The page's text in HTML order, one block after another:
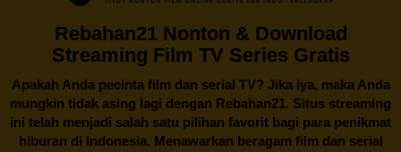
Rebahan21 Nonton & Download
Streaming Film TV Series Gratis
Apakah Anda pecinta film dan serial TV? Jika iya, maka Anda
mungkin tidak asing lagi dengan Rebahan21. Situs streaming
ini telah menjadi salah satu pilihan favorit bagi para penikmat
hiburan di Indonesia. Menawarkan beragam film dan serial